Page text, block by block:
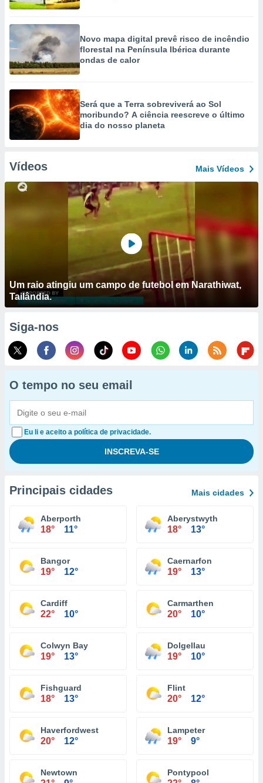
Novo mapa digital prevê risco de incêndio
florestal na Península Ibérica durante
ondas de calor
Será que a Terra sobreviverá ao Sol
moribundo? A ciência reescreve o último
dia do nosso planeta
Vídeos Mais Vídeos
Um raio atingiu um campo de futebol em Narathiwat,
Tailândia.
Siga-nos
O tempo no seu email
Eu li e aceito a política de privacidade.
Principais cidades Mais cidades
Aberporth
18° 11°
Aberystwyth
18° 13°
Bangor
19° 12°
Caernarfon
19° 13°
Cardiff
22° 10°
Carmarthen
20° 10°
Colwyn Bay
19° 13°
Dolgellau
19° 10°
Fishguard
18° 13°
Flint
20° 12°
Haverfordwest
20° 12°
Lampeter
19° 9°
Newtown Pontypool